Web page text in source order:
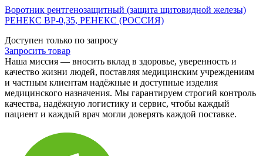
Воротник рентгенозащитный (защита щитовидной железы)
РЕНЕКС ВР-0,35, РЕНЕКС (РОССИЯ)
Доступен только по запросу
Запросить товар
Наша миссия — вносить вклад в здоровье, уверенность и
качество жизни людей, поставляя медицинским учреждениям
и частным клиентам надёжные и доступные изделия
медицинского назначения. Мы гарантируем строгий контроль
качества, надёжную логистику и сервис, чтобы каждый
пациент и каждый врач могли доверять каждой поставке.